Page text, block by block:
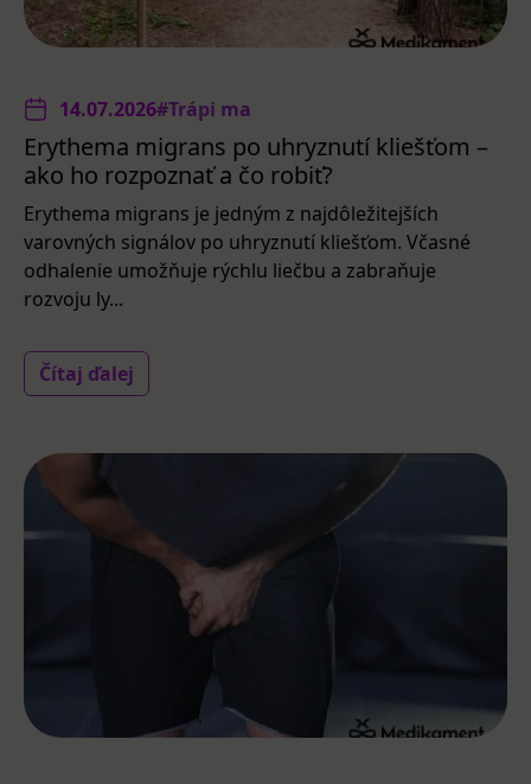
14.07.2026#Trápi ma
Erythema migrans po uhryznutí kliešťom –
ako ho rozpoznať a čo robiť?
Erythema migrans je jedným z najdôležitejších
varovných signálov po uhryznutí kliešťom. Včasné
odhalenie umožňuje rýchlu liečbu a zabraňuje
rozvoju ly...
Čítaj ďalej